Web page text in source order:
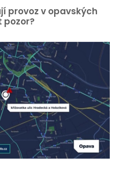
provoz v opavských
pozor?